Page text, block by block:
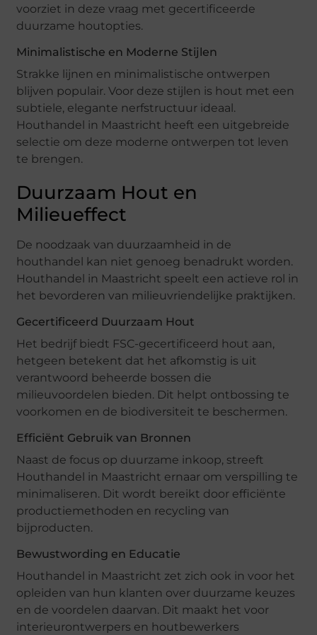
voorziet in deze vraag met gecertificeerde
duurzame houtopties.
Minimalistische en Moderne Stijlen
Strakke lijnen en minimalistische ontwerpen
blijven populair. Voor deze stijlen is hout met een
subtiele, elegante nerfstructuur ideaal.
Houthandel in Maastricht heeft een uitgebreide
selectie om deze moderne ontwerpen tot leven
te brengen.
Duurzaam Hout en
Milieueffect
De noodzaak van duurzaamheid in de
houthandel kan niet genoeg benadrukt worden.
Houthandel in Maastricht speelt een actieve rol in
het bevorderen van milieuvriendelijke praktijken.
Gecertificeerd Duurzaam Hout
Het bedrijf biedt FSC-gecertificeerd hout aan,
hetgeen betekent dat het afkomstig is uit
verantwoord beheerde bossen die
milieuvoordelen bieden. Dit helpt ontbossing te
voorkomen en de biodiversiteit te beschermen.
Efficiënt Gebruik van Bronnen
Naast de focus op duurzame inkoop, streeft
Houthandel in Maastricht ernaar om verspilling te
minimaliseren. Dit wordt bereikt door efficiënte
productiemethoden en recycling van
bijproducten.
Bewustwording en Educatie
Houthandel in Maastricht zet zich ook in voor het
opleiden van hun klanten over duurzame keuzes
en de voordelen daarvan. Dit maakt het voor
interieurontwerpers en houtbewerkers